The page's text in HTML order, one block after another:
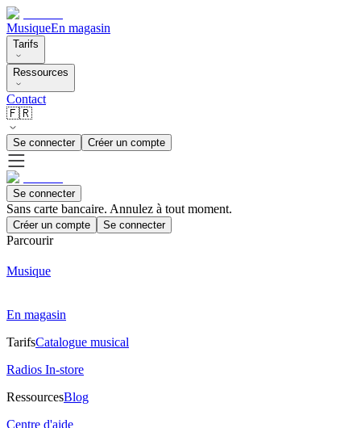
MusiqueEn magasin
Tarifs
Ressources
Contact
🇫🇷
Se connecter Créer un compte
Se connecter
Sans carte bancaire. Annulez à tout moment.
Créer un compte Se connecter
Parcourir
Musique
En magasin
TarifsCatalogue musical
Radios In-store
RessourcesBlog
Centre d'aide